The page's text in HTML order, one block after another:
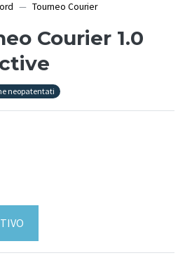
Tourneo Courier
Courier 1.0
neopatentati